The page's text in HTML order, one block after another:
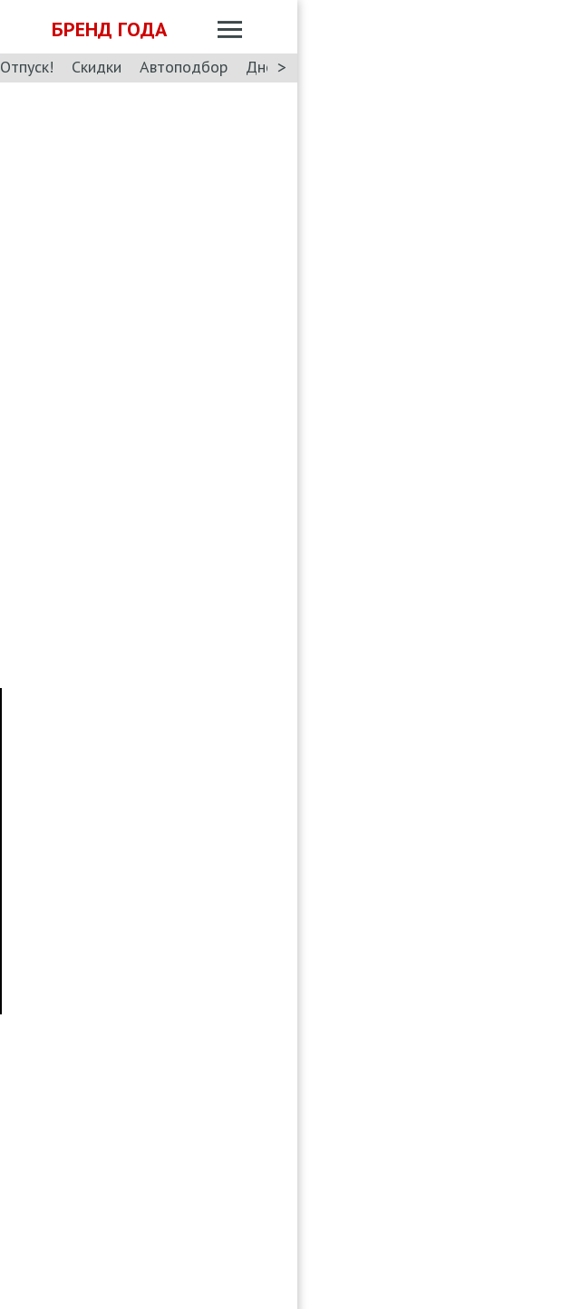
БРЕНД ГОДА
Отпуск! Скидки Автоподбор Дневник: Лада Искра
>